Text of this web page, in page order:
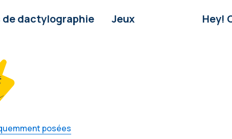
de dactylographie Jeux Hey!
posées